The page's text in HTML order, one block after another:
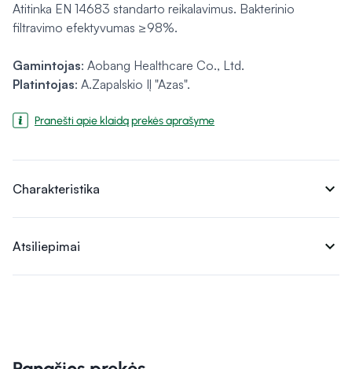
Atitinka EN 14683 standarto reikalavimus. Bakterinio
filtravimo efektyvumas ≥98%.
Gamintojas: Aobang Healthcare Co., Ltd.
Platintojas: A.Zapalskio IĮ "Azas".
Pranešti apie klaidą prekės aprašyme
Charakteristika expand_more
Atsiliepimai expand_more